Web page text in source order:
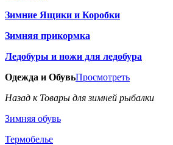
Зимние Ящики и Коробки
Зимняя прикормка
Ледобуры и ножи для ледобура
Одежда и ОбувьПросмотреть
Назад к Товары для зимней рыбалки
Зимняя обувь
Термобелье